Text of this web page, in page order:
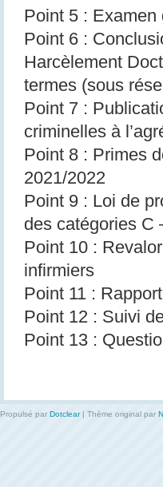
Point 5 : Examen
Point 6 :
Harcèlement
termes (sous
Point 7 :
criminelles à
Point 8 : Primes
2021/2022
Point 9 : Loi de
des catégories C
Point 10 :
infirmiers
Point 11 :
Point 12 : Suivi
Point 13 :
Propulsé par Dotclear| Thème original par